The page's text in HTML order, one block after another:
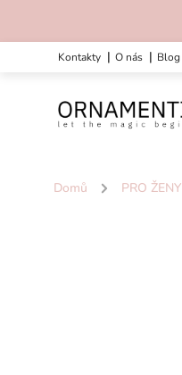
kontakty o nás blog
Domů / PRO ŽENY